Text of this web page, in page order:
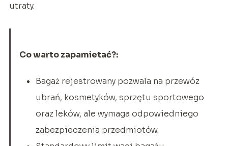
utraty.
Co warto zapamietać?:
Bagaż rejestrowany pozwala na przewóz
ubrań, kosmetyków, sprzętu sportowego
oraz leków, ale wymaga odpowiedniego
zabezpieczenia przedmiotów.